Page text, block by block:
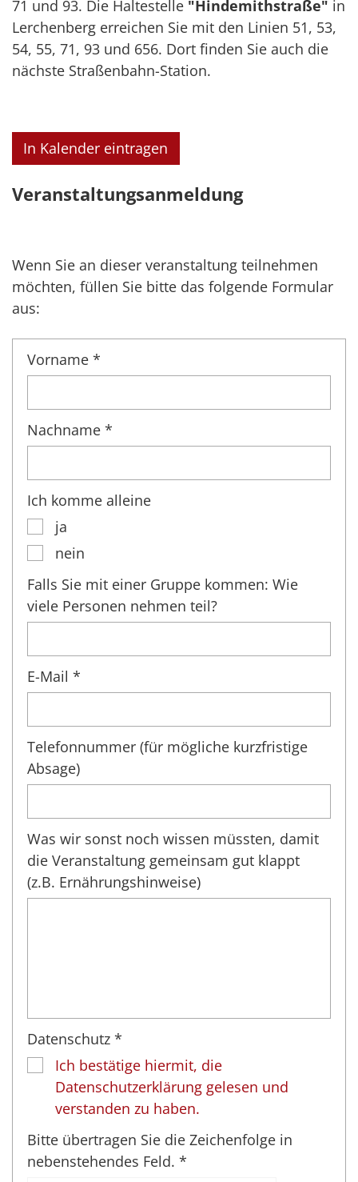
71 und 93. Die Haltestelle "Hindemithstraße" in
Lerchenberg erreichen Sie mit den Linien 51, 53,
54, 55, 71, 93 und 656. Dort finden Sie auch die
nächste Straßenbahn-Station.
In Kalender eintragen
Veranstaltungsanmeldung
Wenn Sie an dieser veranstaltung teilnehmen
möchten, füllen Sie bitte das folgende Formular
aus:
Vorname *
Nachname *
Ich komme alleine
ja
nein
Falls Sie mit einer Gruppe kommen: Wie
viele Personen nehmen teil?
E-Mail *
Telefonnummer (für mögliche kurzfristige
Absage)
Was wir sonst noch wissen müssten, damit
die Veranstaltung gemeinsam gut klappt
(z.B. Ernährungshinweise)
Datenschutz *
Ich bestätige hiermit, die
Datenschutzerklärung gelesen und
verstanden zu haben.
Bitte übertragen Sie die Zeichenfolge in
nebenstehendes Feld. *